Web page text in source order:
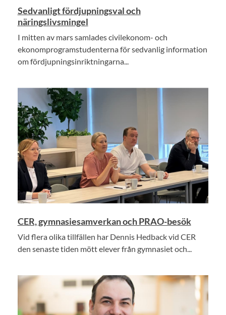
Sedvanligt fördjupningsval och
näringslivsmingel
I mitten av mars samlades civilekonom- och
ekonomprogramstudenterna för sedvanlig information
om fördjupningsinriktningarna...
CER, gymnasiesamverkan och PRAO-besök
Vid flera olika tillfällen har Dennis Hedback vid CER
den senaste tiden mött elever från gymnasiet och...